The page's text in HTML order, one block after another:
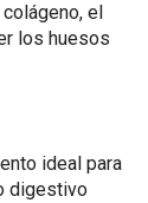
el
los huesos
ideal para
digestivo